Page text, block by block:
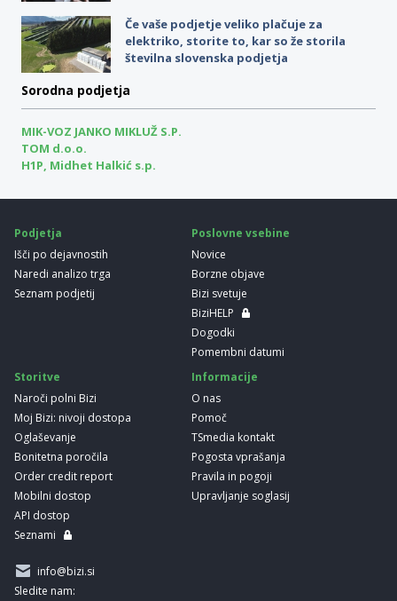
Če vaše podjetje veliko plačuje za
elektriko, storite to, kar so že storila
številna slovenska podjetja
Sorodna podjetja
MIK-VOZ JANKO MIKLUŽ S.P.
TOM d.o.o.
H1P, Midhet Halkić s.p.
Podjetja
Išči po dejavnostih
Naredi analizo trga
Seznam podjetij
Poslovne vsebine
Novice
Borzne objave
Bizi svetuje
BiziHELP
Dogodki
Pomembni datumi
Storitve
Naroči polni Bizi
Moj Bizi: nivoji dostopa
Oglaševanje
Bonitetna poročila
Order credit report
Mobilni dostop
API dostop
Seznami
Informacije
O nas
Pomoč
TSmedia kontakt
Pogosta vprašanja
Pravila in pogoji
Upravljanje soglasij
info@bizi.si
Sledite nam: